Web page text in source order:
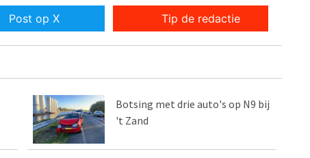
Post op X Tip de redactie
Botsing met drie auto's op N9 bij
't Zand